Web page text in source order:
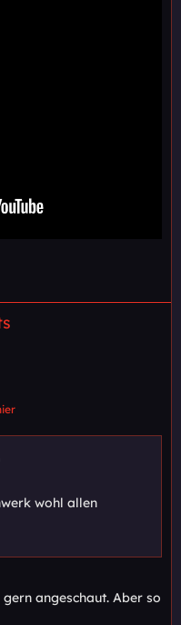
wohl allen
angeschaut. Aber so